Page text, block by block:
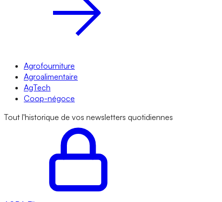
Agrofourniture
Agroalimentaire
AgTech
Coop-négoce
Tout l'historique de vos newsletters quotidiennes